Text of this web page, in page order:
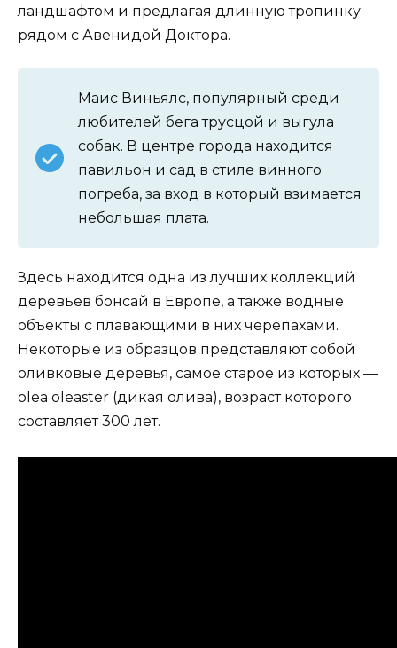
ландшафтом и предлагая длинную тропинку
рядом с Авенидой Доктора.
Маис Виньялс, популярный среди
любителей бега трусцой и выгула
собак. В центре города находится
павильон и сад в стиле винного
погреба, за вход в который взимается
небольшая плата.
Здесь находится одна из лучших коллекций
деревьев бонсай в Европе, а также водные
объекты с плавающими в них черепахами.
Некоторые из образцов представляют собой
оливковые деревья, самое старое из которых —
olea oleaster (дикая олива), возраст которого
составляет 300 лет.